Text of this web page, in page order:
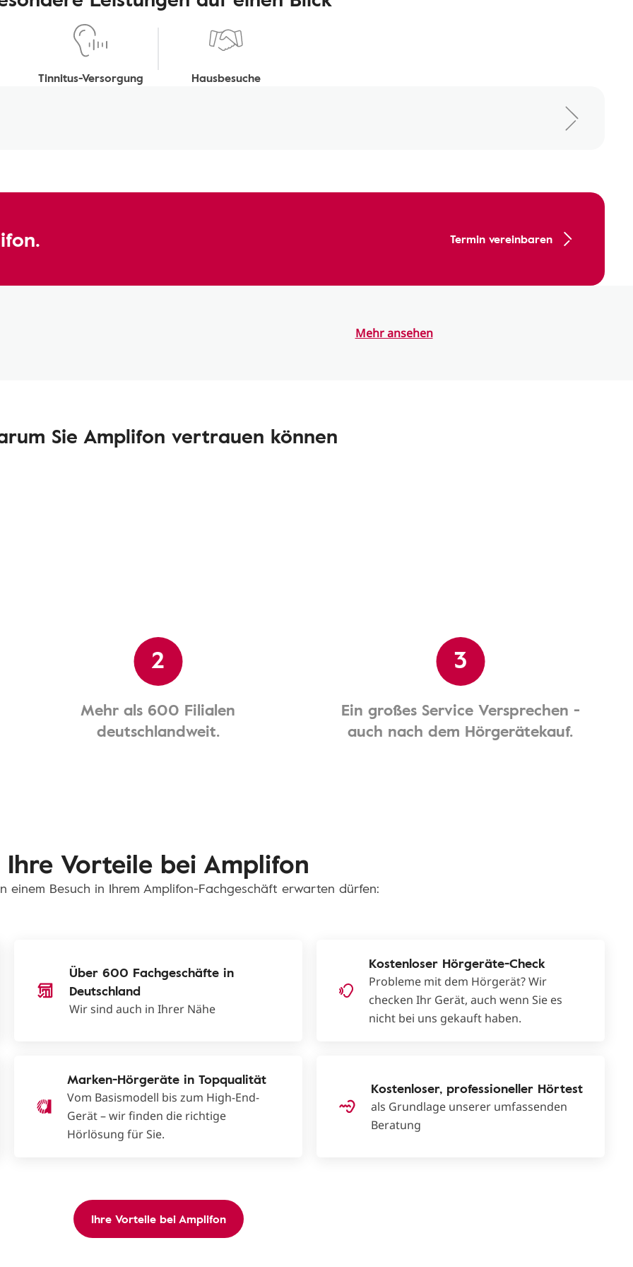
Tinnitus-Versorgung Hausbesuche
Termin vereinbaren
Mehr ansehen
Sie Amplifon vertrauen können
2
Mehr als 600 Filialen
deutschlandweit.
3
Ein großes Service Versprechen -
auch nach dem Hörgerätekauf.
Ihre Vorteile bei Amplifon
einem Besuch in Ihrem Amplifon-Fachgeschäft erwarten dürfen:
Über 600 Fachgeschäfte in
Deutschland
Wir sind auch in Ihrer Nähe
Kostenloser Hörgeräte-Check
Probleme mit dem Hörgerät? Wir
checken Ihr Gerät, auch wenn Sie es
nicht bei uns gekauft haben.
Marken-Hörgeräte in Topqualität
Vom Basismodell bis zum High-End-
Gerät – wir finden die richtige
Hörlösung für Sie.
Kostenloser, professioneller Hörtest
als Grundlage unserer umfassenden
Beratung
Ihre Vorteile bei Amplifon